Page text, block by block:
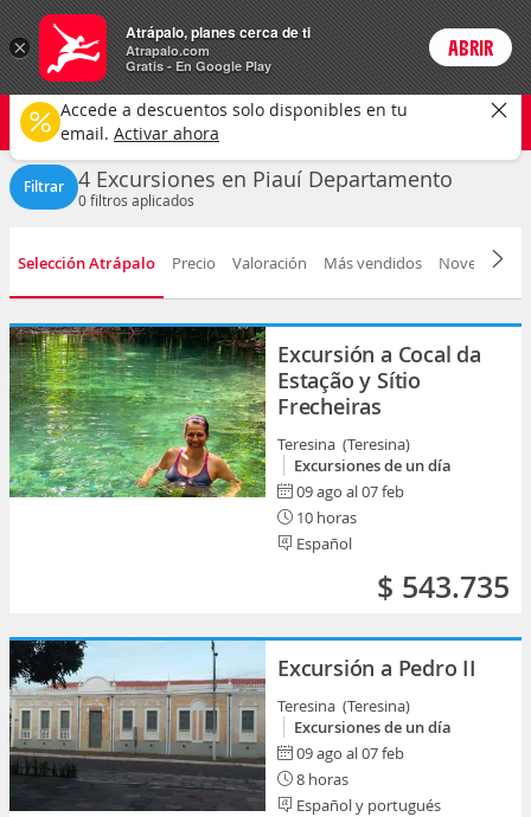
Actividades Login
Piauí
Excursiones Cualquier fecha
CAMBIAR
Filtrar 4 Excursiones en Piauí Departamento
0filtros aplicados
Selección Atrápalo Precio Valoración Más vendidos Novedad
Excursión a Cocal da
Estação y Sítio
Frecheiras
Teresina (Teresina)
Excursiones de un día
09 ago al 07 feb
10 horas
Español
$ 543.735
Excursión a Pedro II
Teresina (Teresina)
Excursiones de un día
09 ago al 07 feb
8 horas
Español y portugués
×
Atrápalo, planes cerca de ti
Atrapalo.com
Gratis - En Google Play
ABRIR
Accede a descuentos solo disponibles en tu
email. Activar ahora